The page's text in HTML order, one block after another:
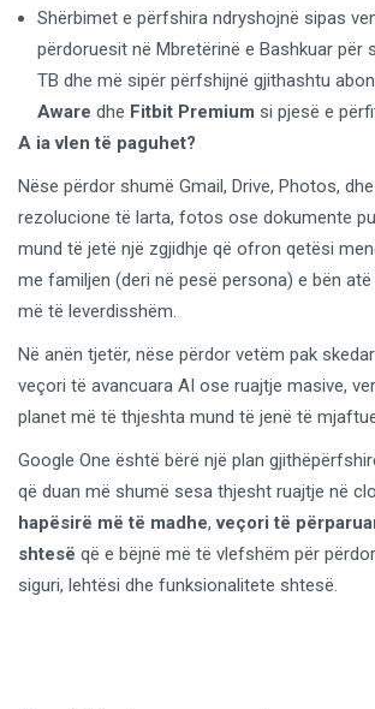
Shërbimet e përfshira ndryshojnë sipas
përdoruesit në Mbretërinë e Bashkuar për
TB dhe më sipër përfshijnë gjithashtu
Aware dhe Fitbit Premium si pjesë e
A ia vlen të paguhet?
Nëse përdor shumë Gmail, Drive, Photos,
rezolucione të larta, fotos ose dokumente
mund të jetë një zgjidhje që ofron qetësi
me familjen (deri në pesë persona) e bën
më të leverdisshëm.
Në anën tjetër, nëse përdor vetëm pak
veçori të avancuara AI ose ruajtje masive,
planet më të thjeshta mund të jenë të
Google One është bërë një plan
që duan më shumë sesa thjesht ruajtje në
hapësirë më të madhe,veçori të
shtesë që e bëjnë më të vlefshëm për
siguri, lehtësi dhe funksionalitete shtesë.